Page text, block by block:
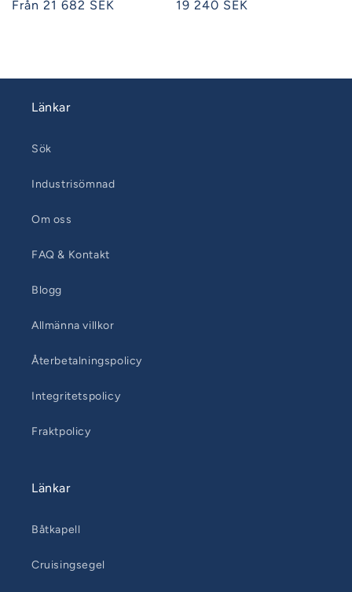
Ordinarie
Från 21 682 SEK
Ordinarie
19 240 SEK
Länkar
Sök
Industrisömnad
Om oss
FAQ & Kontakt
Blogg
Allmänna villkor
Återbetalningspolicy
Integritetspolicy
Fraktpolicy
Länkar
Båtkapell
Cruisingsegel